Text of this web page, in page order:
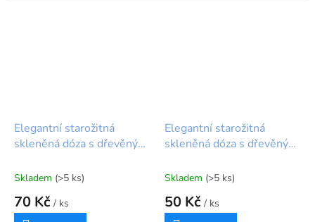
Elegantní starožitná
skleněná dóza s dřevěným
Skladem (>5 ks)
70 Kč / ks
Elegantní starožitná
skleněná dóza s dřevěným
Skladem (>5 ks)
50 Kč / ks